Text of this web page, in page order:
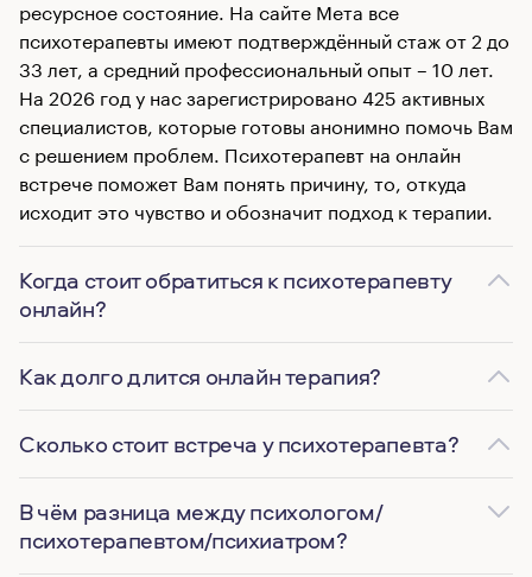
ресурсное состояние. На сайте Мета все
психотерапевты имеют подтверждённый стаж от 2 до
33 лет, а средний профессиональный опыт – 10 лет.
На 2026 год у нас зарегистрировано 425 активных
специалистов, которые готовы анонимно помочь Вам
с решением проблем. Психотерапевт на онлайн
встрече поможет Вам понять причину, то, откуда
исходит это чувство и обозначит подход к терапии.
Когда стоит обратиться к психотерапевту
онлайн?
Как долго длится онлайн терапия?
Сколько стоит встреча у психотерапевта?
В чём разница между психологом/
психотерапевтом/психиатром?